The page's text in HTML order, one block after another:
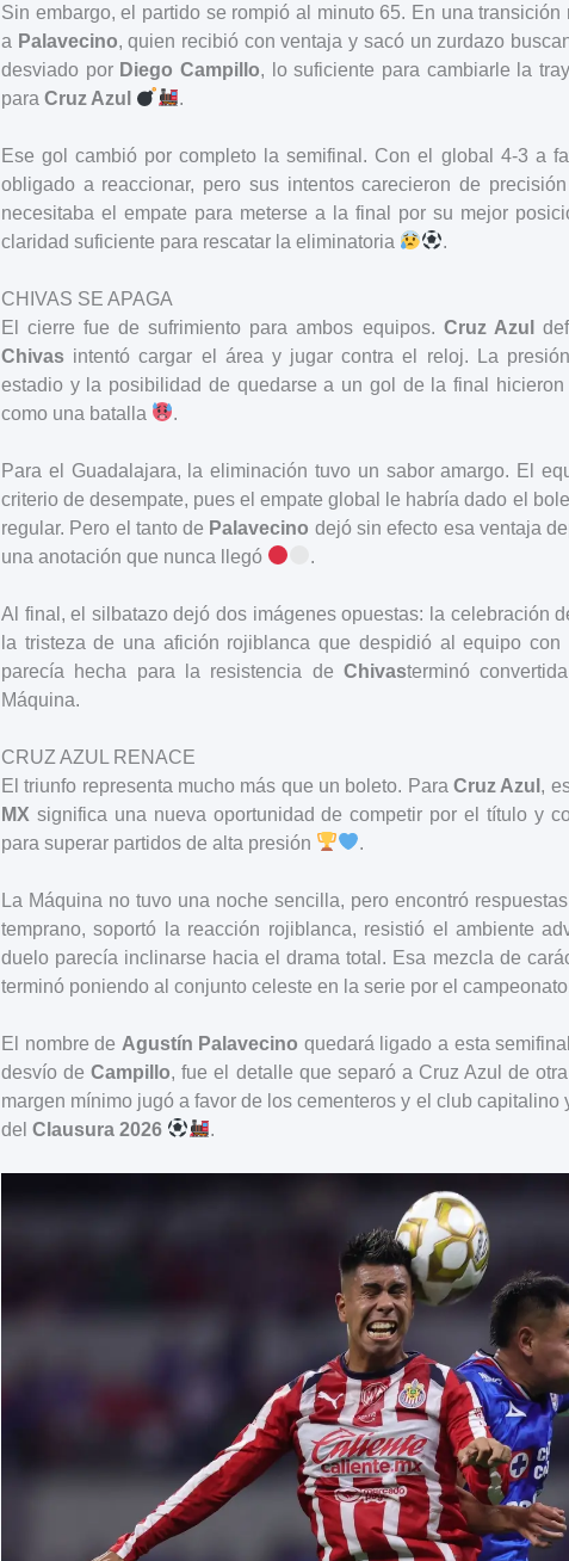
Sin embargo, el partido se rompió al minuto 65. En una transición
a Palavecino, quien recibió con ventaja y sacó un zurdazo
desviado por Diego Campillo, lo suficiente para cambiarle la
para Cruz Azul .
Ese gol cambió por completo la semifinal. Con el global 4-3 a
obligado a reaccionar, pero sus intentos carecieron de
necesitaba el empate para meterse a la final por su mejor
claridad suficiente para rescatar la eliminatoria
.
CHIVAS SE APAGA
El cierre fue de sufrimiento para ambos equipos. Cruz Azul
Chivas intentó cargar el área y jugar contra el reloj. La
estadio y la posibilidad de quedarse a un gol de la final
como una batalla
.
Para el Guadalajara, la eliminación tuvo un sabor amargo. El
criterio de desempate, pues el empate global le habría dado el
regular. Pero el tanto de Palavecino dejó sin efecto esa ventaja
una anotación que nunca llegó
.
Al final, el silbatazo dejó dos imágenes opuestas: la celebración
la tristeza de una afición rojiblanca que despidió al equipo
parecía hecha para la resistencia de Chivasterminó
Máquina.
CRUZ AZUL RENACE
El triunfo representa mucho más que un boleto. Para Cruz Azul ,
MX significa una nueva oportunidad de competir por el título y
para superar partidos de alta presión
.
La Máquina no tuvo una noche sencilla, pero encontró
temprano, soportó la reacción rojiblanca, resistió el ambiente
duelo parecía inclinarse hacia el drama total. Esa mezcla de
terminó poniendo al conjunto celeste en la serie por el
El nombre de Agustín Palavecino quedará ligado a esta
desvío deCampillo, fue el detalle que separó a Cruz Azul de
margen mínimo jugó a favor de los cementeros y el club
del Clausura 2026 .